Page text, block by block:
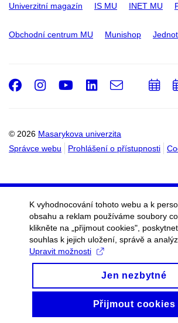
Univerzitní magazín IS MU INET MU
Obchodní centrum MU Munishop
© 2026 Masarykova univerzita
Správce webu
Prohlášení o přístupnosti
Facebook
Instagram
Youtube
LinkedIn
e-
K vyhodnocování tohoto webu a k
obsahu a reklam používáme soubory
klikněte na „přijmout cookies",
souhlas k jejich uložení, správě a
Upravit možnosti
Jen nezbytné
Přijmout cookies